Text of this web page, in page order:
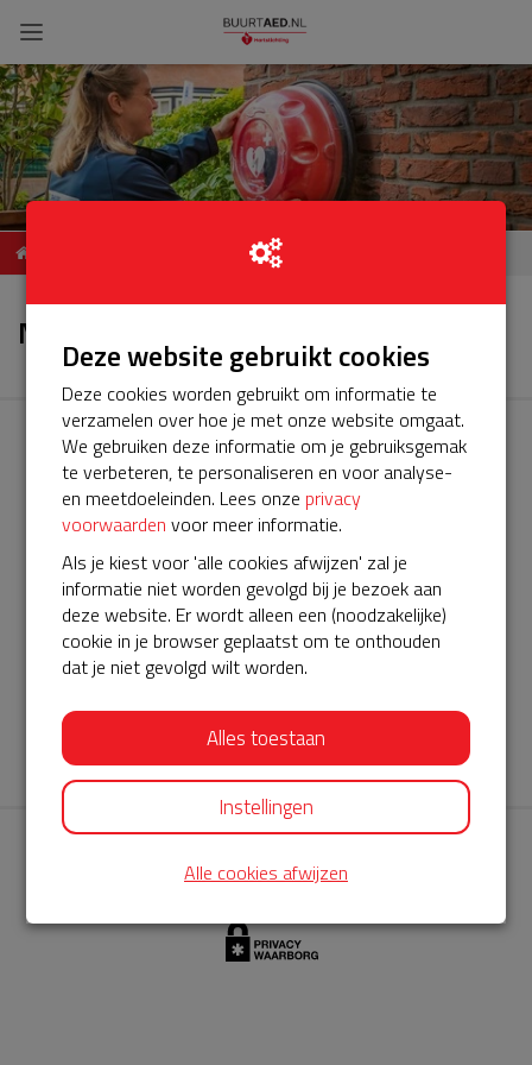
Nieuws
AED360-ProCardio
ServiceBuurtAED wordt aangeboden door de Hartstichting en
AED360-ProCardio. Net als bij BuurtAED is AED360-ProCardio
de leverancier van het servicepakket en ontzorgen zij jou de
komende jaren. AED360-ProCardio is gespecialiseerd in de
levering en het onderhoud van Philips AED’s.
Deze website gebruikt cookies
Deze cookies worden gebruikt om informatie te
verzamelen over hoe je met onze website omgaat.
We gebruiken deze informatie om je gebruiksgemak
te verbeteren, te personaliseren en voor analyse-
en meetdoeleinden. Lees onze privacy
voorwaarden voor meer informatie.
Als je kiest voor 'alle cookies afwijzen' zal je
informatie niet worden gevolgd bij je bezoek aan
deze website. Er wordt alleen een (noodzakelijke)
cookie in je browser geplaatst om te onthouden
dat je niet gevolgd wilt worden.
Alles toestaan
Instellingen
Alle cookies afwijzen